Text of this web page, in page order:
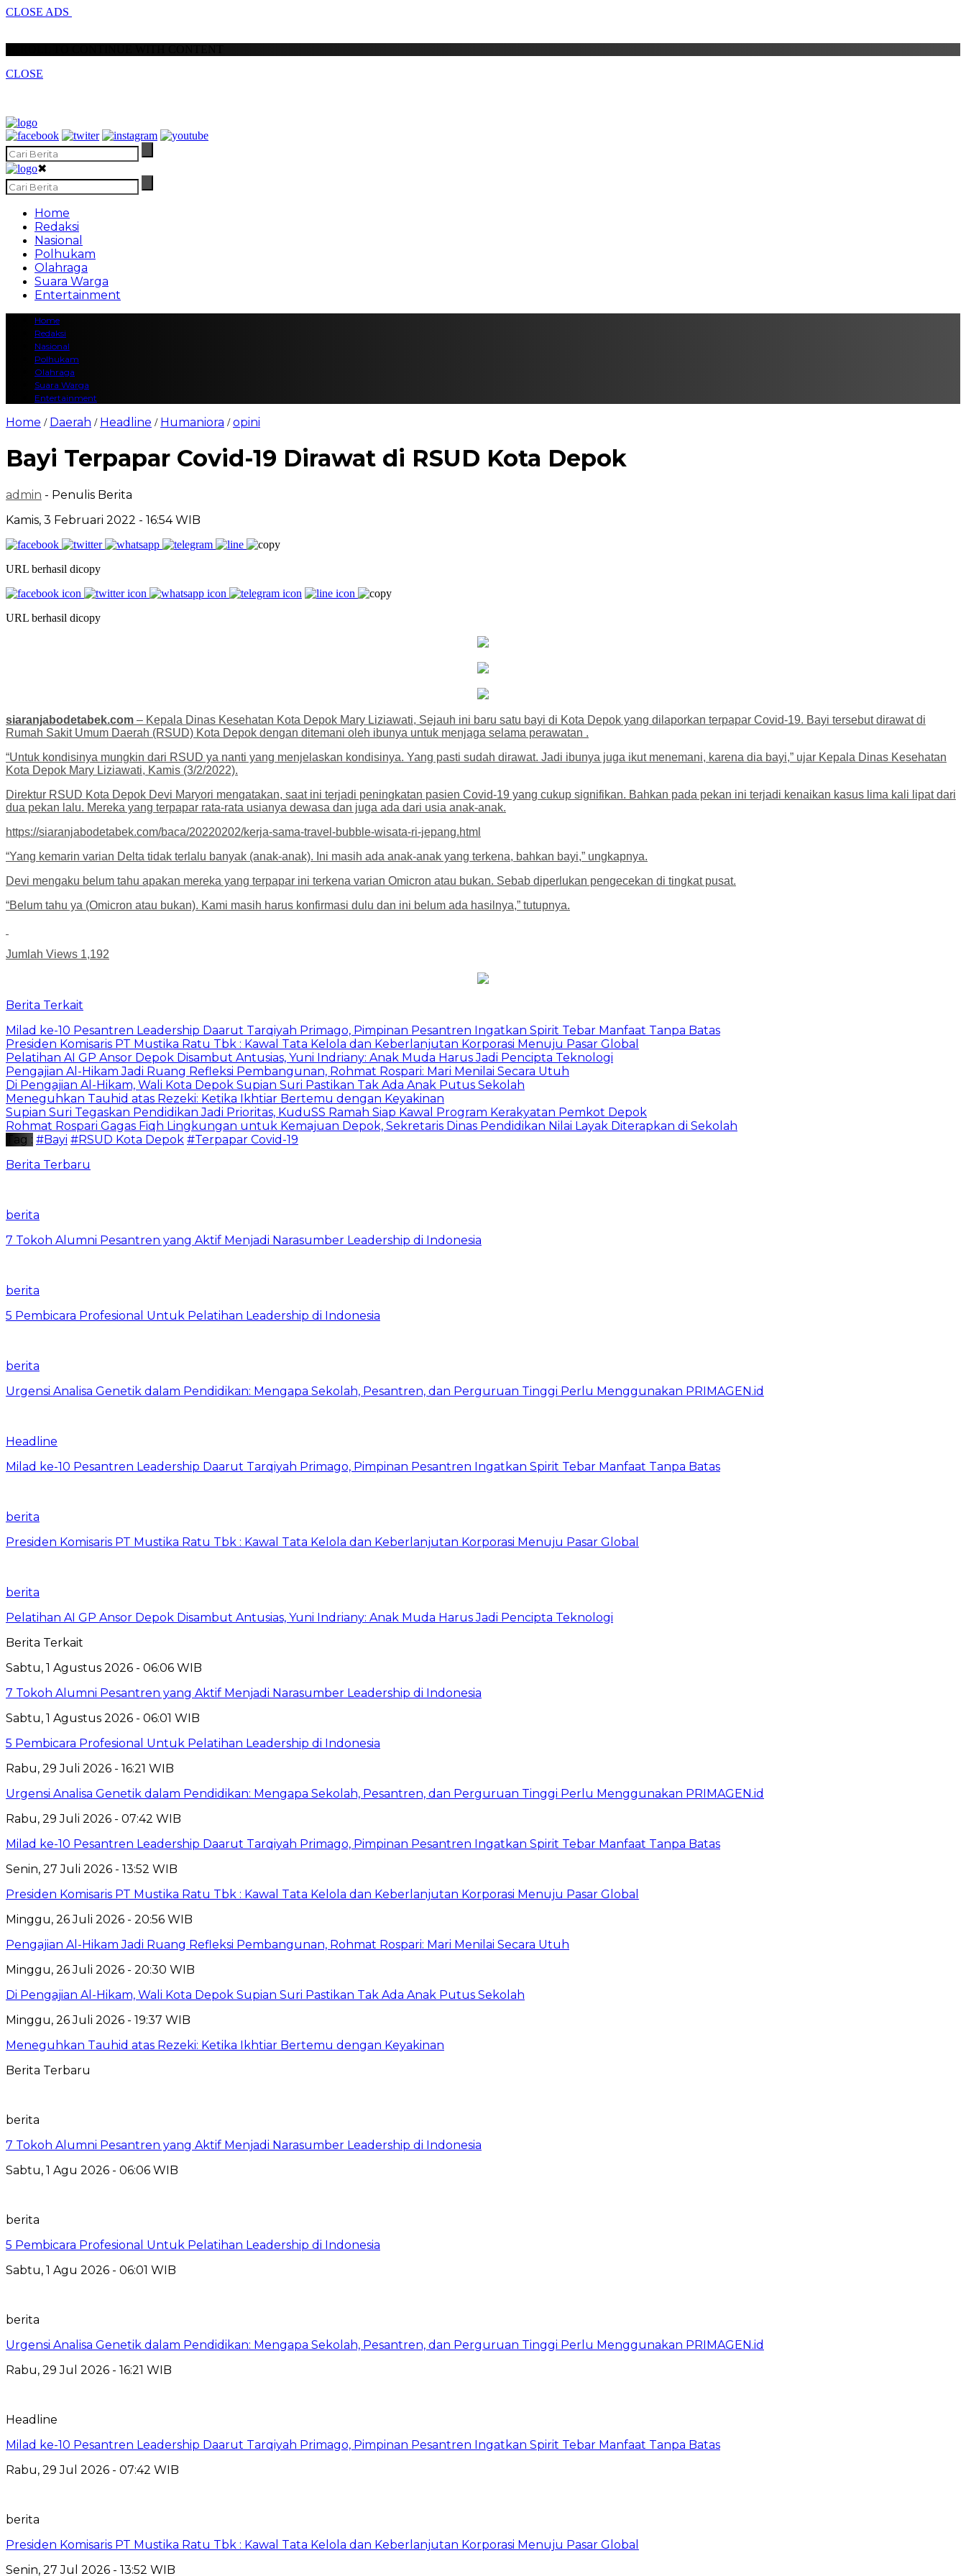
CLOSE ADS
CLOSE
✖
Home
Redaksi
Nasional
Polhukam
Olahraga
Suara Warga
Entertainment
Home
Redaksi
Nasional
Polhukam
Olahraga
Suara Warga
Entertainment
Home / Daerah / Headline / Humaniora /opini
Bayi Terpapar Covid-19 Dirawat di RSUD Kota Depok
admin - Penulis Berita
Kamis, 3 Februari 2022 - 16:54 WIB
URL berhasil dicopy
URL berhasil dicopy
siaranjabodetabek.com – Kepala Dinas Kesehatan Kota Depok Mary Liziawati, Sejauh ini baru satu bayi di Kota Depok yang dilaporkan terpapar Covid-19. Bayi tersebut dirawat di
Rumah Sakit Umum Daerah (RSUD) Kota Depok dengan ditemani oleh ibunya untuk menjaga selama perawatan .
“Untuk kondisinya mungkin dari RSUD ya nanti yang menjelaskan kondisinya. Yang pasti sudah dirawat. Jadi ibunya juga ikut menemani, karena dia bayi,” ujar Kepala Dinas Kesehatan
Kota Depok Mary Liziawati, Kamis (3/2/2022).
Direktur RSUD Kota Depok Devi Maryori mengatakan, saat ini terjadi peningkatan pasien Covid-19 yang cukup signifikan. Bahkan pada pekan ini terjadi kenaikan kasus lima kali lipat dari
dua pekan lalu. Mereka yang terpapar rata-rata usianya dewasa dan juga ada dari usia anak-anak.
https://siaranjabodetabek.com/baca/20220202/kerja-sama-travel-bubble-wisata-ri-jepang.html
“Yang kemarin varian Delta tidak terlalu banyak (anak-anak). Ini masih ada anak-anak yang terkena, bahkan bayi,” ungkapnya.
Devi mengaku belum tahu apakan mereka yang terpapar ini terkena varian Omicron atau bukan. Sebab diperlukan pengecekan di tingkat pusat.
“Belum tahu ya (Omicron atau bukan). Kami masih harus konfirmasi dulu dan ini belum ada hasilnya,” tutupnya.
Jumlah Views 1,192
Berita Terkait
Milad ke-10 Pesantren Leadership Daarut Tarqiyah Primago, Pimpinan Pesantren Ingatkan Spirit Tebar Manfaat Tanpa Batas
Presiden Komisaris PT Mustika Ratu Tbk : Kawal Tata Kelola dan Keberlanjutan Korporasi Menuju Pasar Global
Pelatihan AI GP Ansor Depok Disambut Antusias, Yuni Indriany: Anak Muda Harus Jadi Pencipta Teknologi
Pengajian Al-Hikam Jadi Ruang Refleksi Pembangunan, Rohmat Rospari: Mari Menilai Secara Utuh
Di Pengajian Al-Hikam, Wali Kota Depok Supian Suri Pastikan Tak Ada Anak Putus Sekolah
Meneguhkan Tauhid atas Rezeki: Ketika Ikhtiar Bertemu dengan Keyakinan
Supian Suri Tegaskan Pendidikan Jadi Prioritas, KuduSS Ramah Siap Kawal Program Kerakyatan Pemkot Depok
Rohmat Rospari Gagas Fiqh Lingkungan untuk Kemajuan Depok, Sekretaris Dinas Pendidikan Nilai Layak Diterapkan di Sekolah
Tag : #Bayi #RSUD Kota Depok #Terpapar Covid-19
Berita Terbaru
berita
7 Tokoh Alumni Pesantren yang Aktif Menjadi Narasumber Leadership di Indonesia
berita
5 Pembicara Profesional Untuk Pelatihan Leadership di Indonesia
berita
Urgensi Analisa Genetik dalam Pendidikan: Mengapa Sekolah, Pesantren, dan Perguruan Tinggi Perlu Menggunakan PRIMAGEN.id
Headline
Milad ke-10 Pesantren Leadership Daarut Tarqiyah Primago, Pimpinan Pesantren Ingatkan Spirit Tebar Manfaat Tanpa Batas
berita
Presiden Komisaris PT Mustika Ratu Tbk : Kawal Tata Kelola dan Keberlanjutan Korporasi Menuju Pasar Global
berita
Pelatihan AI GP Ansor Depok Disambut Antusias, Yuni Indriany: Anak Muda Harus Jadi Pencipta Teknologi
Berita Terkait
Sabtu, 1 Agustus 2026 - 06:06 WIB
7 Tokoh Alumni Pesantren yang Aktif Menjadi Narasumber Leadership di Indonesia
Sabtu, 1 Agustus 2026 - 06:01 WIB
5 Pembicara Profesional Untuk Pelatihan Leadership di Indonesia
Rabu, 29 Juli 2026 - 16:21 WIB
Urgensi Analisa Genetik dalam Pendidikan: Mengapa Sekolah, Pesantren, dan Perguruan Tinggi Perlu Menggunakan PRIMAGEN.id
Rabu, 29 Juli 2026 - 07:42 WIB
Milad ke-10 Pesantren Leadership Daarut Tarqiyah Primago, Pimpinan Pesantren Ingatkan Spirit Tebar Manfaat Tanpa Batas
Senin, 27 Juli 2026 - 13:52 WIB
Presiden Komisaris PT Mustika Ratu Tbk : Kawal Tata Kelola dan Keberlanjutan Korporasi Menuju Pasar Global
Minggu, 26 Juli 2026 - 20:56 WIB
Pengajian Al-Hikam Jadi Ruang Refleksi Pembangunan, Rohmat Rospari: Mari Menilai Secara Utuh
Minggu, 26 Juli 2026 - 20:30 WIB
Di Pengajian Al-Hikam, Wali Kota Depok Supian Suri Pastikan Tak Ada Anak Putus Sekolah
Minggu, 26 Juli 2026 - 19:37 WIB
Meneguhkan Tauhid atas Rezeki: Ketika Ikhtiar Bertemu dengan Keyakinan
Berita Terbaru
berita
7 Tokoh Alumni Pesantren yang Aktif Menjadi Narasumber Leadership di Indonesia
Sabtu, 1 Agu 2026 - 06:06 WIB
berita
5 Pembicara Profesional Untuk Pelatihan Leadership di Indonesia
Sabtu, 1 Agu 2026 - 06:01 WIB
berita
Urgensi Analisa Genetik dalam Pendidikan: Mengapa Sekolah, Pesantren, dan Perguruan Tinggi Perlu Menggunakan PRIMAGEN.id
Rabu, 29 Jul 2026 - 16:21 WIB
Headline
Milad ke-10 Pesantren Leadership Daarut Tarqiyah Primago, Pimpinan Pesantren Ingatkan Spirit Tebar Manfaat Tanpa Batas
Rabu, 29 Jul 2026 - 07:42 WIB
berita
Presiden Komisaris PT Mustika Ratu Tbk : Kawal Tata Kelola dan Keberlanjutan Korporasi Menuju Pasar Global
Senin, 27 Jul 2026 - 13:52 WIB